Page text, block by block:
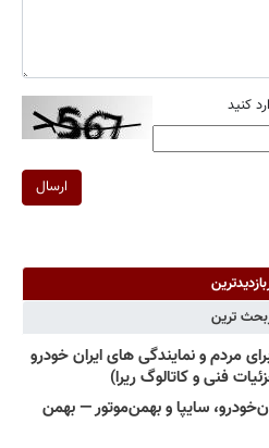
کنید
ارسال
ترین
مردم و نمایندگی های ایران خودرو
فنی و کاتالوگ ریرا)
سایپا و بهمن‌موتور — بهمن